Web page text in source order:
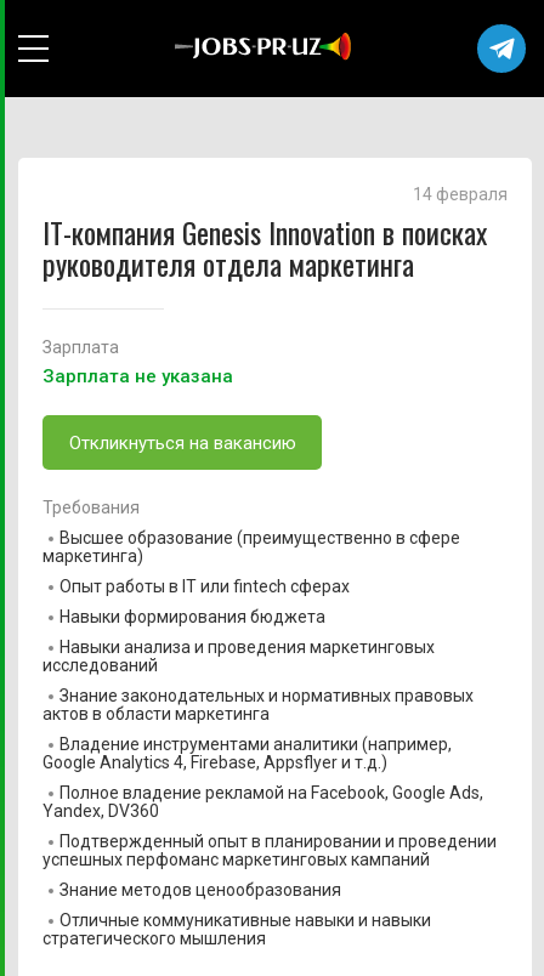
IT-компания Genesis Innovation в поисках
руководителя отдела маркетинга
14 февраля
Зарплата
Зарплата не указана
Откликнуться на вакансию
Требования
Высшее образование (преимущественно в сфере
маркетинга)
Опыт работы в IT или fintech сферах
Навыки формирования бюджета
Навыки анализа и проведения маркетинговых
исследований
Знание законодательных и нормативных правовых
актов в области маркетинга
Владение инструментами аналитики (например,
Google Analytics 4, Firebase, Appsflyer и т.д.)
Полное владение рекламой на Facebook, Google Ads,
Yandex, DV360
Подтвержденный опыт в планировании и проведении
успешных перфоманс маркетинговых кампаний
Знание методов ценообразования
Отличные коммуникативные навыки и навыки
стратегического мышления